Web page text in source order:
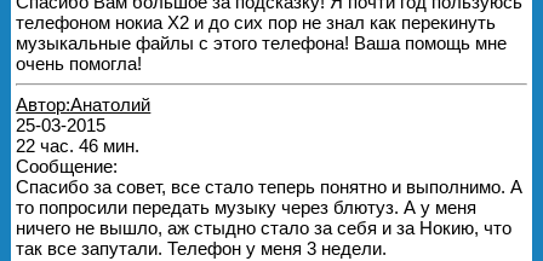
телефоном нокиа Х2 и до сих пор не знал как перекинуть
музыкальные файлы с этого телефона! Ваша помощь мне
очень помогла!
Автор:Анатолий
25-03-2015
22 час. 46 мин.
Сообщение:
Спасибо за совет, все стало теперь понятно и выполнимо. А
то попросили передать музыку через блютуз. А у меня
ничего не вышло, аж стыдно стало за себя и за Нокию, что
так все запутали. Телефон у меня 3 недели.